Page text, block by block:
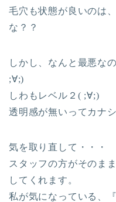
毛穴も状態が良いのは
な？？
しかし、なんと最悪な
;∀;)
しわもレベル２( ;∀;)
透明感が無いってカナ
気を取り直して・・・
スタッフの方がそのま
してくれます。
私が気になっている、『